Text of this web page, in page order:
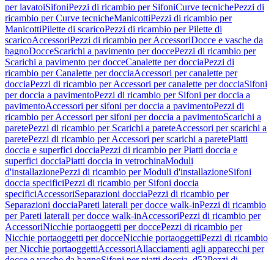
per lavatoiSifoniPezzi di ricambio per SifoniCurve tecnichePezzi di
ricambio per Curve tecnicheManicottiPezzi di ricambio per
ManicottiPilette di scaricoPezzi di ricambio per Pilette di
scaricoAccessoriPezzi di ricambio per AccessoriDocce e vasche da
bagnoDocceScarichi a pavimento per doccePezzi di ricambio per
Scarichi a pavimento per docceCanalette per docciaPezzi di
ricambio per Canalette per docciaAccessori per canalette per
docciaPezzi di ricambio per Accessori per canalette per docciaSifoni
per doccia a pavimentoPezzi di ricambio per Sifoni per doccia a
pavimentoAccessori per sifoni per doccia a pavimentoPezzi di
ricambio per Accessori per sifoni per doccia a pavimentoScarichi a
paretePezzi di ricambio per Scarichi a pareteAccessori per scarichi a
paretePezzi di ricambio per Accessori per scarichi a paretePiatti
doccia e superfici docciaPezzi di ricambio per Piatti doccia e
superfici docciaPiatti doccia in vetrochinaModuli
d'installazionePezzi di ricambio per Moduli d'installazioneSifoni
doccia specificiPezzi di ricambio per Sifoni doccia
specificiAccessoriSeparazioni docciaPezzi di ricambio per
Separazioni docciaPareti laterali per docce walk-inPezzi di ricambio
per Pareti laterali per docce walk-inAccessoriPezzi di ricambio per
AccessoriNicchie portaoggetti per doccePezzi di ricambio per
Nicchie portaoggetti per docceNicchie portaoggettiPezzi di ricambio
per Nicchie portaoggettiAccessoriAllacciamenti agli apparecchi per